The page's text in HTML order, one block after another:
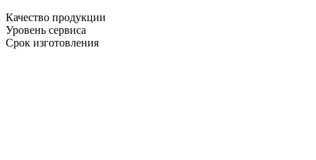
Качество продукции
Уровень сервиса
Срок изготовления